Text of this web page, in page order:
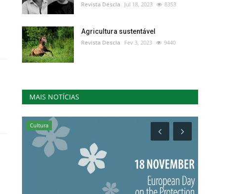
Revista Descla Jul 18, 2023 8353
Agricultura sustentável
Revista Descla Fev 3, 2023 9440
MAIS NOTÍCIAS
Cultura